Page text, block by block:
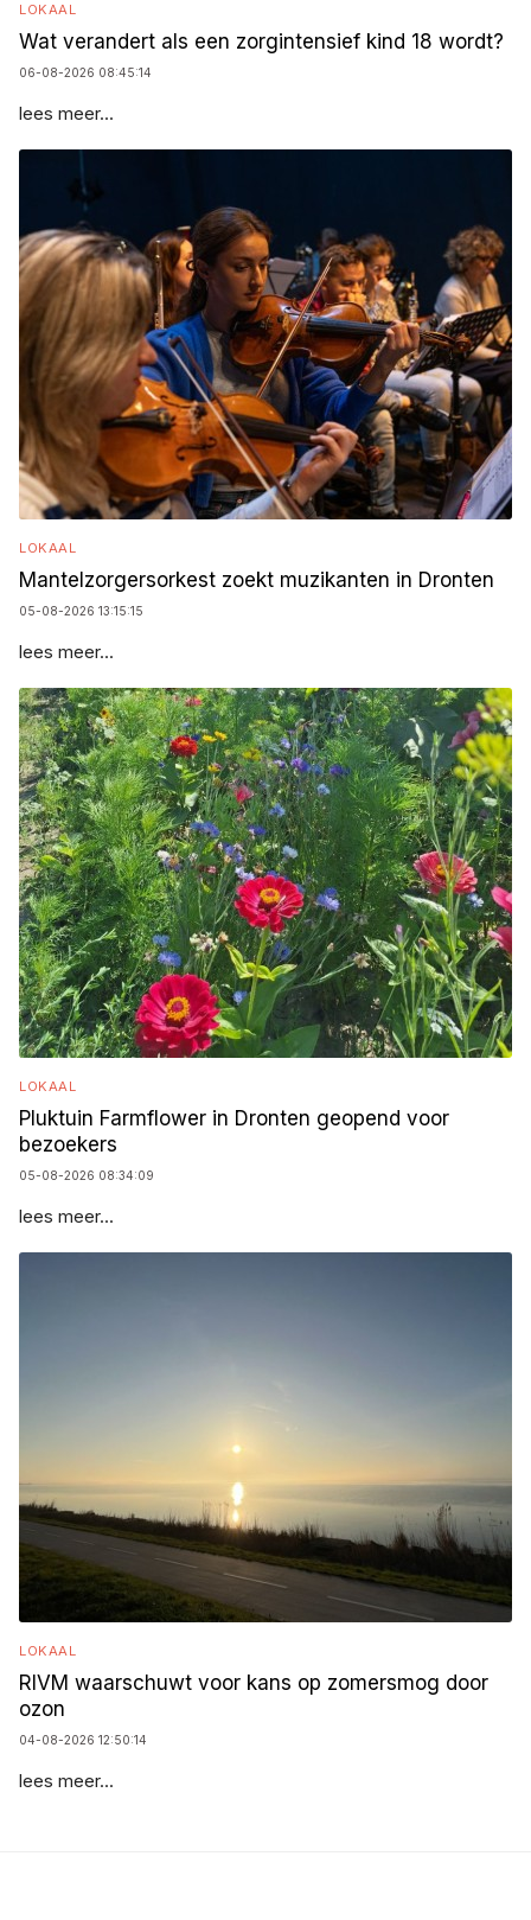
LOKAAL
Wat verandert als een zorgintensief kind 18 wordt?
06-08-2026 08:45:14
lees meer...
LOKAAL
Mantelzorgersorkest zoekt muzikanten in Dronten
05-08-2026 13:15:15
lees meer...
LOKAAL
Pluktuin Farmflower in Dronten geopend voor
bezoekers
05-08-2026 08:34:09
lees meer...
LOKAAL
RIVM waarschuwt voor kans op zomersmog door
ozon
04-08-2026 12:50:14
lees meer...